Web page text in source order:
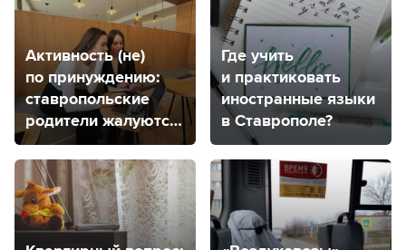
Активность (не)
по принуждению:
ставропольские
родители жалуются
на школьные чаты
Где учить
и практиковать
иностранные языки
в Ставрополе?